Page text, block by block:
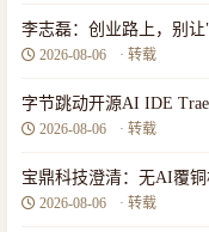
李志磊：创业路上，别
2026-08-06 · 转载
字节跳动开源AI IDE
2026-08-06 · 转载
宝鼎科技澄清：无AI覆
2026-08-06 · 转载